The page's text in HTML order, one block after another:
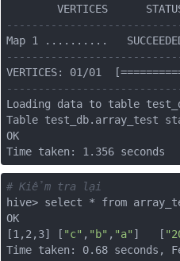
Loading data to table
Table test_db.array_test
OK
# Kiểm tra lại
hive> select * from
OK
[1,2,3] [ "c" , "b" , "a" ]   [